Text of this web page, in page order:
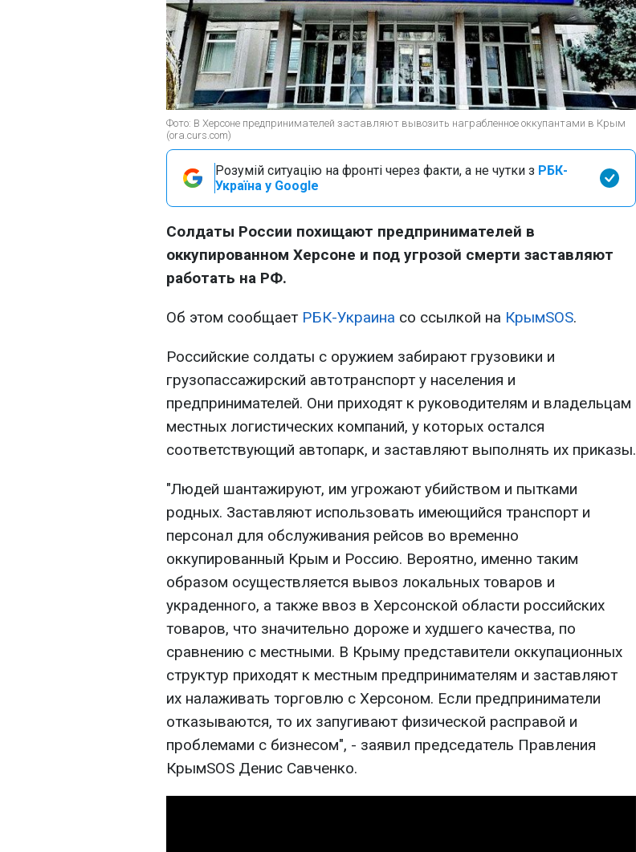
Фото: В Херсоне предпринимателей заставляют вывозить награбленное оккупантами в Крым
(ora.curs.com)
Розумій ситуацію на фронті через факти, а не чутки з РБК-
Україна у Google
Солдаты России похищают предпринимателей в
оккупированном Херсоне и под угрозой смерти заставляют
работать на РФ.
Об этом сообщает РБК-Украина со ссылкой на КрымЅОЅ.
Российские солдаты с оружием забирают грузовики и
грузопассажирский автотранспорт у населения и
предпринимателей. Они приходят к руководителям и владельцам
местных логистических компаний, у которых остался
соответствующий автопарк, и заставляют выполнять их приказы.
"Людей шантажируют, им угрожают убийством и пытками
родных. Заставляют использовать имеющийся транспорт и
персонал для обслуживания рейсов во временно
оккупированный Крым и Россию. Вероятно, именно таким
образом осуществляется вывоз локальных товаров и
украденного, а также ввоз в Херсонской области российских
товаров, что значительно дороже и худшего качества, по
сравнению с местными. В Крыму представители оккупационных
структур приходят к местным предпринимателям и заставляют
их налаживать торговлю с Херсоном. Если предприниматели
отказываются, то их запугивают физической расправой и
проблемами с бизнесом", - заявил председатель Правления
КрымЅОЅ Денис Савченко.